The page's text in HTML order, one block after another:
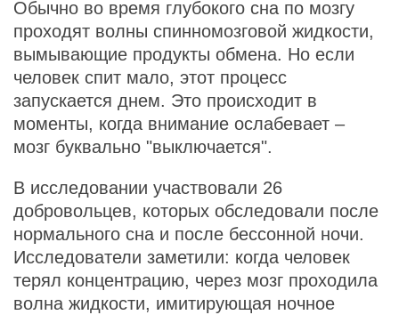
Обычно во время глубокого сна по мозгу
проходят волны спинномозговой жидкости,
вымывающие продукты обмена. Но если
человек спит мало, этот процесс
запускается днем. Это происходит в
моменты, когда внимание ослабевает –
мозг буквально "выключается".
В исследовании участвовали 26
добровольцев, которых обследовали после
нормального сна и после бессонной ночи.
Исследователи заметили: когда человек
терял концентрацию, через мозг проходила
волна жидкости, имитирующая ночное